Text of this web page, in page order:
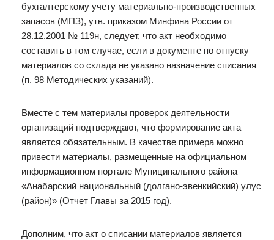
бухгалтерскому учету материально-производственных
запасов (МПЗ), утв. приказом Минфина России от
28.12.2001 № 119н, следует, что акт необходимо
составить в том случае, если в документе по отпуску
материалов со склада не указано назначение списания
(п. 98 Методических указаний).
Вместе с тем материалы проверок деятельности
организаций подтверждают, что формирование акта
является обязательным. В качестве примера можно
привести материалы, размещенные на официальном
информационном портале Муниципального района
«Анабарский национальный (долгано-эвенкийский) улус
(район)» (Отчет Главы за 2015 год).
Дополним, что акт о списании материалов является